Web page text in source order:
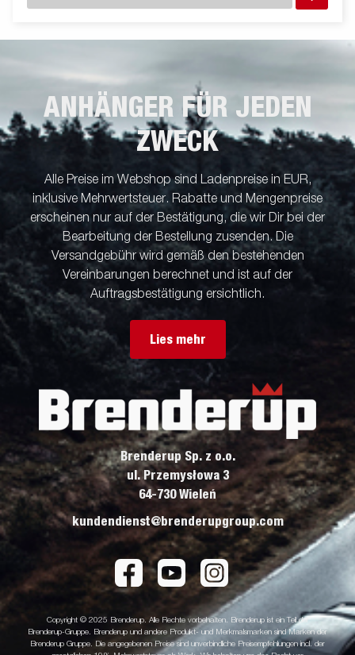
ANHÄNGER FÜR JEDEN
ZWECK
Alle Preise im Webshop sind Ladenpreise in EUR,
inklusive Mehrwertsteuer. Rabatte und Mengenpreise
erscheinen nur auf der Bestätigung, die wir Dir bei der
Bearbeitung der Bestellung zusenden. Die
Versandgebühr wird gemäß den bestehenden
Vereinbarungen berechnet und ist auf der
Auftragsbestätigung ersichtlich.
Lies mehr
Brenderup Sp. z o.o.
ul. Przemysłowa 3
64-730 Wieleń
kundendienst@brenderupgroup.com
Copyright © 2025 Brenderup. Alle Rechte vorbehalten. Brenderup ist ein Teil der
Brenderup-Gruppe. Brenderup und andere Produkt- und Merkmalsmarken sind Marken der
Brenderup Gruppe. Die angegebenen Preise sind unverbindliche Preisempfehlungen incl. der